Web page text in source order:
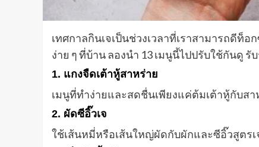
เทศกาลกินเจเป็นช่วงเวลาที่เราสามารถดีท็
ง่าย ๆ ที่บ้าน ลองนำ 13 เมนูนี้ไปปรับใช้กันดู
1. แกงจืดเต้าหู้สาหร่าย
เมนูที่ทำง่ายและสดชื่นเพียงแค่ต้มเต้าหู้กับส
2. ผัดซีอิ๊วเจ
ใช้เส้นหมี่หรือเส้นใหญ่ผัดกับผักและซีอิ๊วสูตรเ